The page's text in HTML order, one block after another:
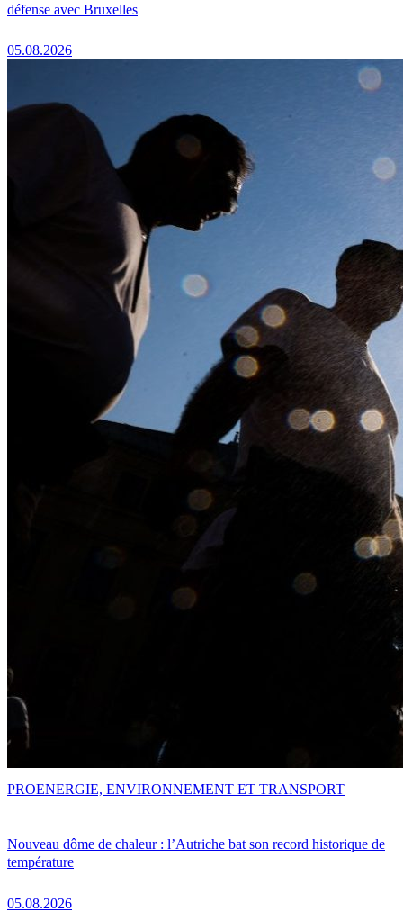
défense avec Bruxelles
05.08.2026
Nouveau dôme de chaleur : l’Autriche bat son record historique de
température
05.08.2026
PROENERGIE, ENVIRONNEMENT ET TRANSPORT